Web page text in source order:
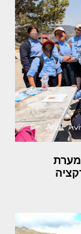
מערת